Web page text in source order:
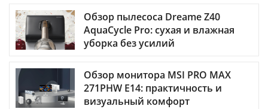
Обзор пылесоса Dreame Z40
AquaCycle Pro: сухая и влажная
уборка без усилий
Обзор монитора MSI PRO MAX
271PHW E14: практичность и
визуальный комфорт